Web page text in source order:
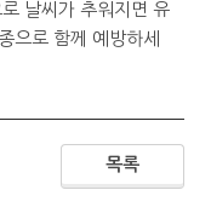
날씨가 추워지면 유
으로 함께 예방하세
목록